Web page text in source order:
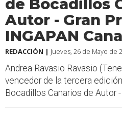
de Bocadillos
Autor - Gran
INGAPAN
REDACCIÓN | Jueves, 26 de Mayo de
Andrea Ravasio Ravasio
vencedor de la tercera
Bocadillos Canarios de Autor -